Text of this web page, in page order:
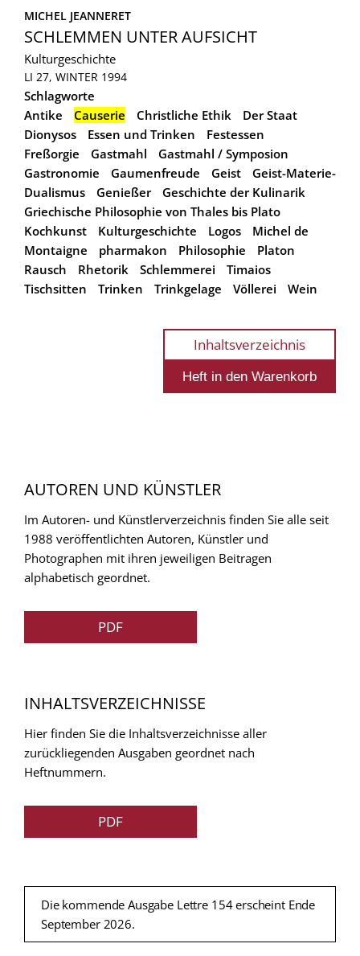
MICHEL JEANNERET
SCHLEMMEN UNTER AUFSICHT
Kulturgeschichte
LI 27, WINTER 1994
Schlagworte
Antike
Causerie Christliche Ethik
Der Staat
Dionysos
Essen und Trinken
Festessen
Freßorgie
Gastmahl
Gastmahl / Symposion
Gastronomie
Gaumenfreude Geist
Geist-Materie-
Dualismus
Genießer
Geschichte der Kulinarik
Griechische Philosophie von Thales bis Plato
Kochkunst
Kulturgeschichte Logos
Michel de
Montaigne
pharmakon Philosophie
Platon
Rausch
Rhetorik Schlemmerei
Timaios
Tischsitten
Trinken Trinkgelage Völlerei Wein
Inhaltsverzeichnis
AUTOREN UND KÜNSTLER
Im Autoren- und Künstlerverzeichnis finden Sie alle seit
1988 veröffentlichten Autoren, Künstler und
Photographen mit ihren jeweiligen Beitragen
alphabetisch geordnet.
PDF
INHALTSVERZEICHNISSE
Hier finden Sie die Inhaltsverzeichnisse aller
zurückliegenden Ausgaben geordnet nach
Heftnummern.
PDF
Die kommende Ausgabe Lettre 154 erscheint Ende
September 2026.